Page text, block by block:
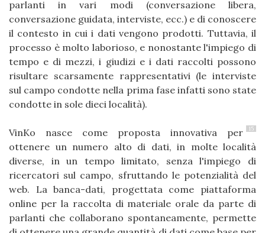
parlanti in vari modi (conversazione libera,
conversazione guidata, interviste, ecc.) e di conoscere
il contesto in cui i dati vengono prodotti. Tuttavia, il
processo è molto laborioso, e nonostante l'impiego di
tempo e di mezzi, i giudizi e i dati raccolti possono
risultare scarsamente rappresentativi (le interviste
sul campo condotte nella prima fase infatti sono state
condotte in sole dieci località).
15
VinKo nasce come proposta innovativa per
ottenere un numero alto di dati, in molte località
diverse, in un tempo limitato, senza l'impiego di
ricercatori sul campo, sfruttando le potenzialità del
web. La banca-dati, progettata come piattaforma
online per la raccolta di materiale orale da parte di
parlanti che collaborano spontaneamente, permette